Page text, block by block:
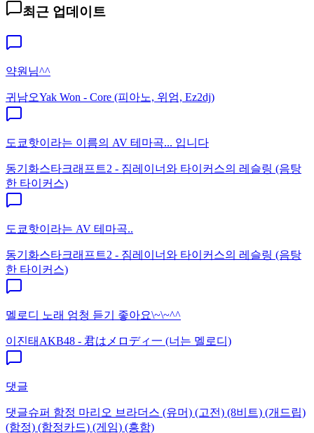
최근 업데이트
약원님^^
귀남오Yak Won - Core (피아노, 위엄, Ez2dj)
도쿄핫이라는 이름의 AV 테마곡... 입니다
동기화스타크래프트2 - 짐레이너와 타이커스의 레슬링 (음탕
한 타이커스)
도쿄핫이라는 AV 테마곡..
동기화스타크래프트2 - 짐레이너와 타이커스의 레슬링 (음탕
한 타이커스)
멜로디 노래 엄청 듣기 좋아요\~\~^^
이진태 AKB48 - 君はメロディ一 (너는 멜로디)
댓글
댓글슈퍼 함정 마리오 브라더스 (유머) (고전) (8비트) (개드립)
(함정) (함정카드) (게임) (흥함)